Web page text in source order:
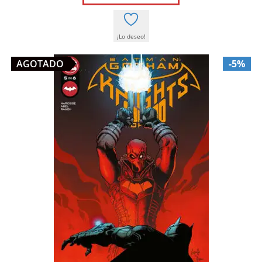
18,00 €. 17,10 €.
¡Lo deseo!
-5%
AGOTADO